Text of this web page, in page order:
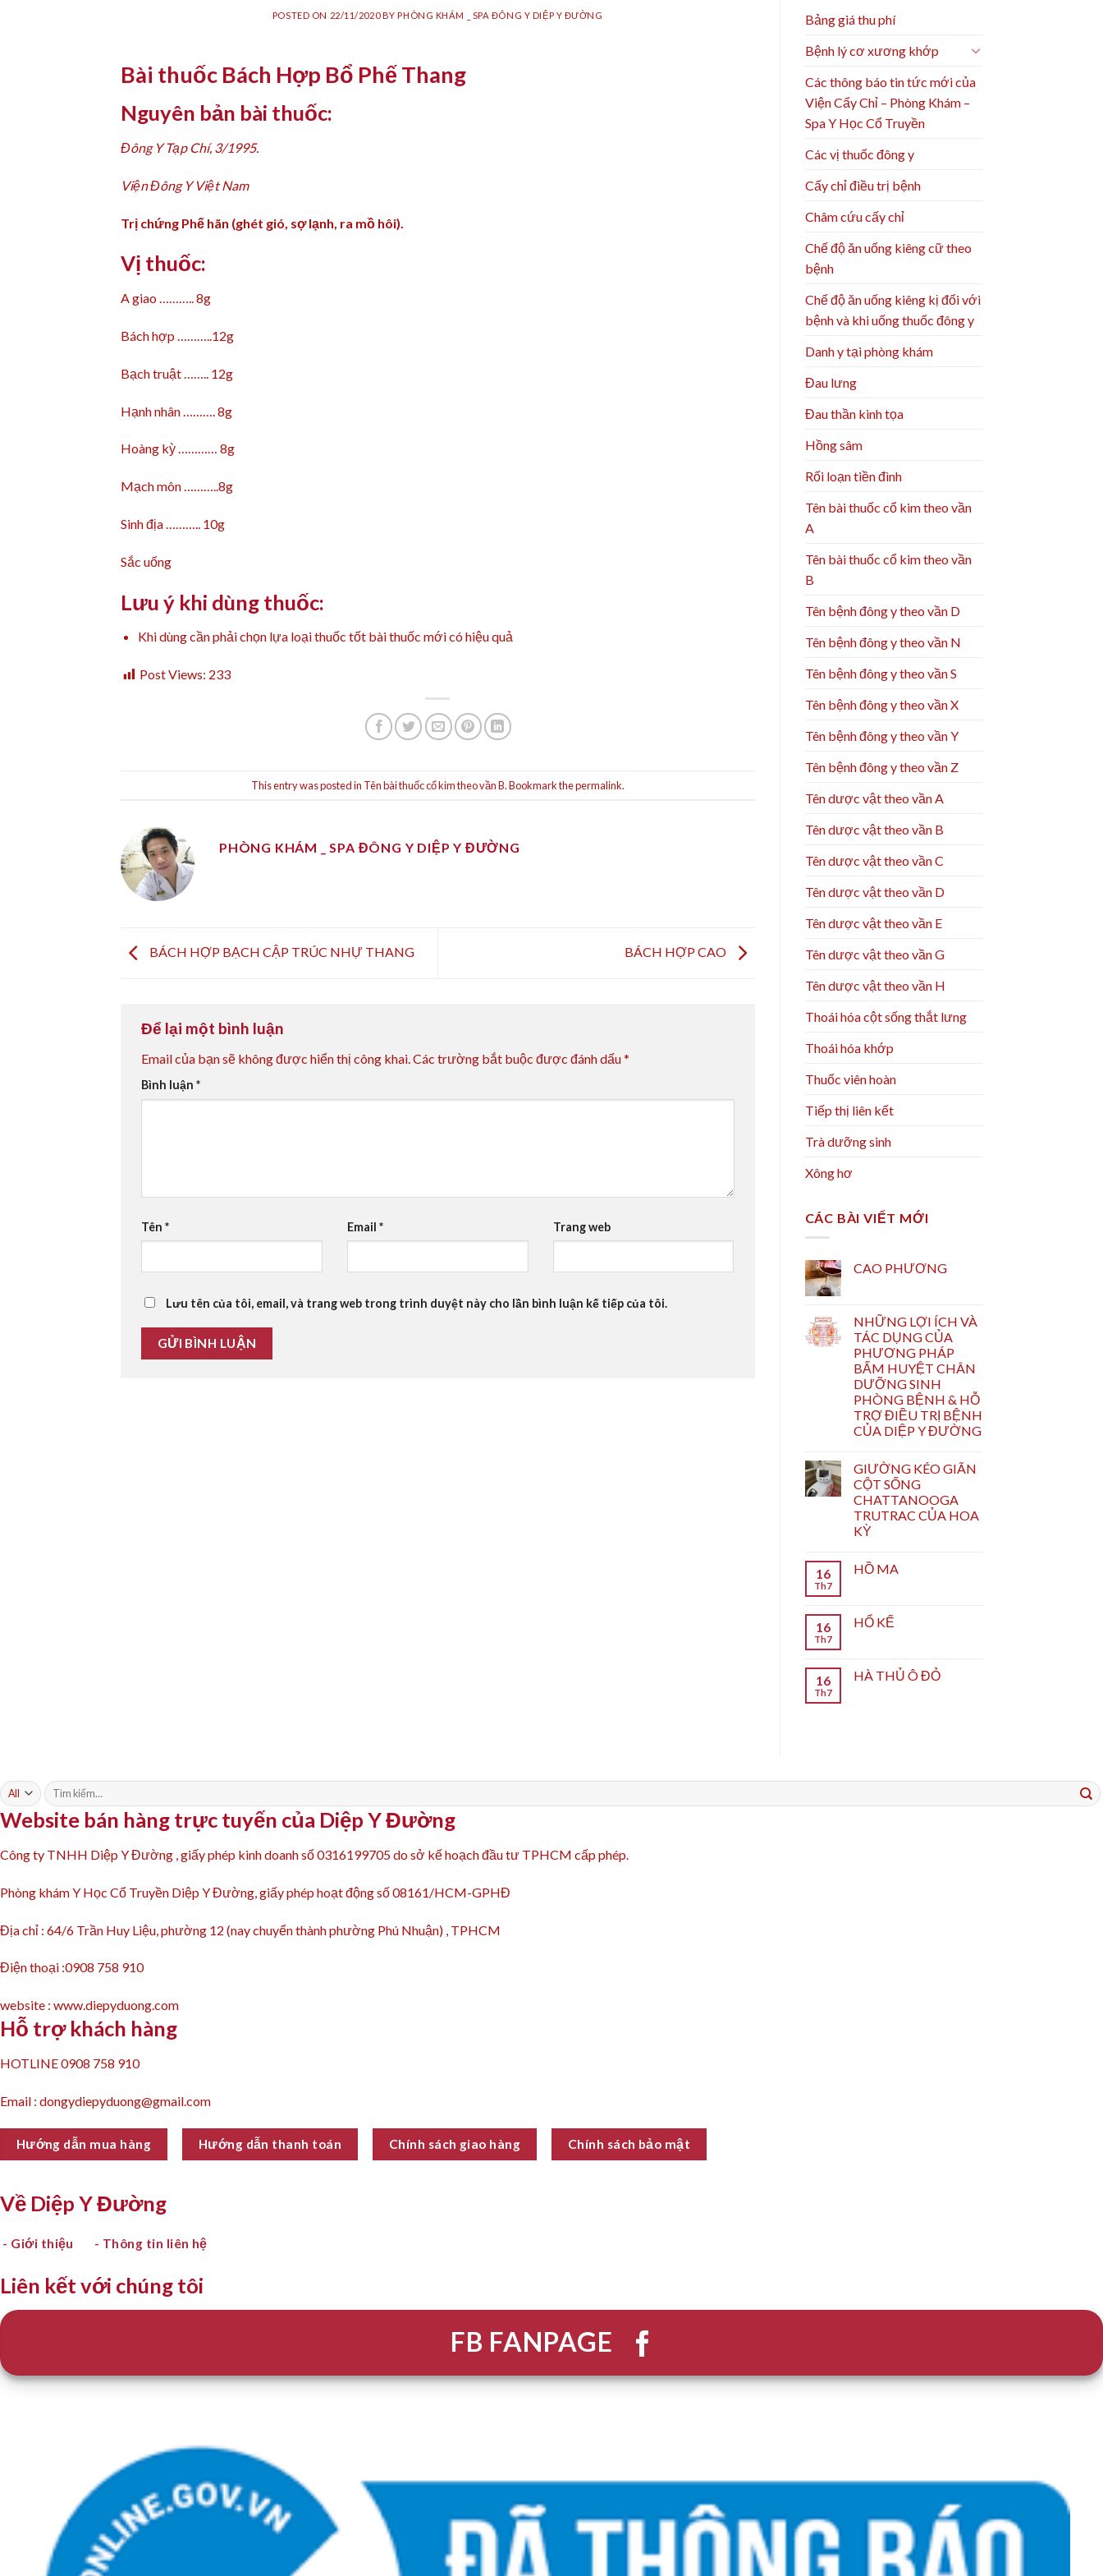
POSTED ON 22/11/2020BYPHÒNG KHÁM _ SPA ĐÔNG Y DIỆP Y ĐƯỜNG
Bài thuốc Bách Hợp Bổ Phế Thang
Nguyên bản bài thuốc:
Đông Y Tạp Chí, 3/1995.
Viện Đông Y Việt Nam
Trị chứng Phế hãn (ghét gió, sợ lạnh, ra mồ hôi).
Vị thuốc:
A giao ……….. 8g
Bách hợp ………..12g
Bạch truật …….. 12g
Hạnh nhân ………. 8g
Hoàng kỳ ………… 8g
Mạch môn ………..8g
Sinh địa ……….. 10g
Sắc uống
Lưu ý khi dùng thuốc:
Khi dùng cần phải chọn lựa loại thuốc tốt bài thuốc mới có hiệu quả
Post Views: 233
This entry was posted in Tên bài thuốc cổ kim theo vần B. Bookmark thepermalink.
PHÒNG KHÁM _ SPA ĐÔNG Y DIỆP Y ĐƯỜNG
BÁCH HỢP BẠCH CẬP TRÚC NHỰ THANG BÁCH HỢP CAO
Để lại một bình luận
Email của bạn sẽ không được hiển thị công khai.Các trường bắt buộc được đánh dấu*
Bình luận *
Tên * Email * Trang web
Lưu tên của tôi, email, và trang web trong trình duyệt này cho lần bình luận kế tiếp của tôi.
Bảng giá thu phí
Bệnh lý cơ xương khớp
Các thông báo tin tức mới của
Viện Cấy Chỉ – Phòng Khám –
Spa Y Học Cổ Truyền
Các vị thuốc đông y
Cấy chỉ điều trị bệnh
Châm cứu cấy chỉ
Chế độ ăn uống kiêng cữ theo
bệnh
Chế độ ăn uống kiêng kị đối với
bệnh và khi uống thuốc đông y
Danh y tại phòng khám
Đau lưng
Đau thần kinh tọa
Hồng sâm
Rối loạn tiền đình
Tên bài thuốc cổ kim theo vần
A
Tên bài thuốc cổ kim theo vần
B
Tên bệnh đông y theo vần D
Tên bệnh đông y theo vần N
Tên bệnh đông y theo vần S
Tên bệnh đông y theo vần X
Tên bệnh đông y theo vần Y
Tên bệnh đông y theo vần Z
Tên dược vật theo vần A
Tên dược vật theo vần B
Tên dược vật theo vần C
Tên dược vật theo vần D
Tên dược vật theo vần E
Tên dược vật theo vần G
Tên dược vật theo vần H
Thoái hóa cột sống thắt lưng
Thoái hóa khớp
Thuốc viên hoàn
Tiếp thị liên kết
Trà dưỡng sinh
Xông hơ
CÁC BÀI VIẾT MỚI
CAO PHƯƠNG
NHỮNG LỢI ÍCH VÀ
TÁC DỤNG CỦA
PHƯƠNG PHÁP
BẤM HUYỆT CHÂN
DƯỠNG SINH
PHÒNG BỆNH & HỖ
TRỢ ĐIỀU TRỊ BỆNH
CỦA DIỆP Y ĐƯỜNG
GIƯỜNG KÉO GIÃN
CỘT SỐNG
CHATTANOOGA
TRUTRAC CỦA HOA
KỲ
16
Th7
HỒ MA
16
Th7
HỔ KẾ
16
Th7
HÀ THỦ Ô ĐỎ
Tìm
kiếm:
Website bán hàng trực tuyến của Diệp Y Đường
Công ty TNHH Diệp Y Đường , giấy phép kinh doanh số 0316199705 do sở kế hoạch đầu tư TPHCM cấp phép.
Phòng khám Y Học Cổ Truyền Diệp Y Đường, giấy phép hoạt động số 08161/HCM-GPHĐ
Địa chỉ : 64/6 Trần Huy Liệu, phường 12 (nay chuyển thành phường Phú Nhuận) , TPHCM
Điện thoại :0908 758 910
website : www.diepyduong.com
Hỗ trợ khách hàng
HOTLINE 0908 758 910
Email : dongydiepyduong@gmail.com
Hướng dẫn mua hàng Hướng dẫn thanh toán Chính sách giao hàng Chính sách bảo mật
Về Diệp Y Đường
- Giới thiệu - Thông tin liên hệ
Liên kết với chúng tôi
FB FANPAGE